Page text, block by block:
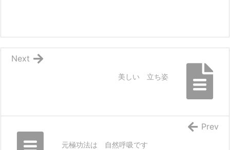
美しい 立ち姿
Next
元極功法は 自然呼吸です
Prev